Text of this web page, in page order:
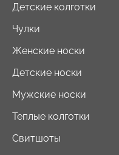
Детские колготки
Чулки
Женские носки
Детские носки
Мужские носки
Теплые колготки
Свитшоты
454 грн.